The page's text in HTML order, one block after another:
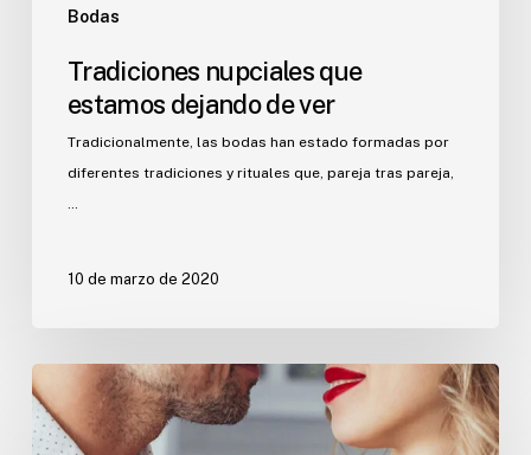
Bodas
Tradiciones nupciales que
estamos dejando de ver
Tradicionalmente, las bodas han estado formadas por
diferentes tradiciones y rituales que, pareja tras pareja,
…
10 de marzo de 2020
Cómo
sorprender
a